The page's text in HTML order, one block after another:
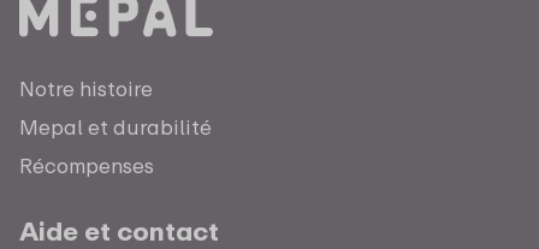
Notre histoire
Mepal et durabilité
Récompenses
Aide et contact